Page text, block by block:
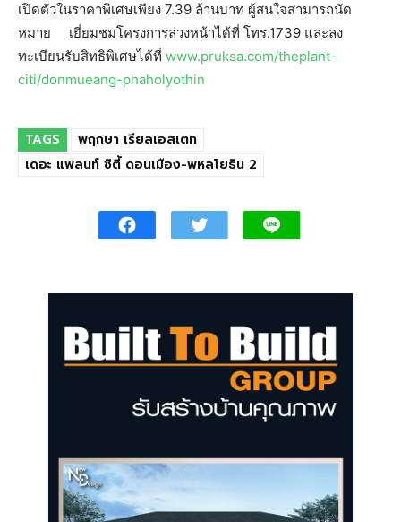
เปิดตัวในราคาพิเศษเพียง 7.39 ล้านบาท ผู้สนใจสามารถนัด
หมาย เยี่ยมชมโครงการล่วงหน้าได้ที่ โทร.1739 และลง
ทะเบียนรับสิทธิพิเศษได้ที่ www.pruksa.com/theplant-
citi/donmueang-phaholyothin
TAGS
พฤกษา เรียลเอสเตท
เดอะ แพลนท์ ซิตี้ ดอนเมือง-พหลโยธิน 2